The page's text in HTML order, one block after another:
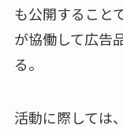
も公開すること
が協働して広告
る。
活動に際しては